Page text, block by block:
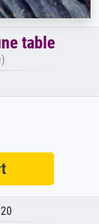
table